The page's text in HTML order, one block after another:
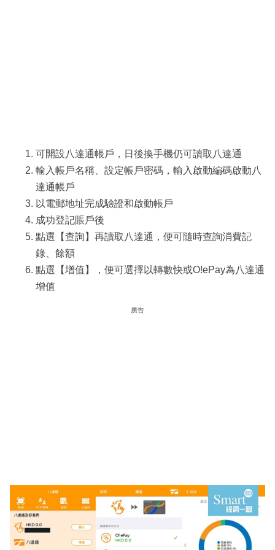
可開設八達通帳戶，日後換手機仍可讀取八達通
輸入帳戶名稱、設定帳戶密碼，輸入啟動編碼啟動八
達通帳戶
以電郵地址完成驗證和啟動帳戶
成功登記賬戶後
點選【查詢】再讀取八達通，便可隨時查詢消費記
錄、餘額
點選【增值】，便可選擇以轉數快或O!ePay為八達通
增值
廣告